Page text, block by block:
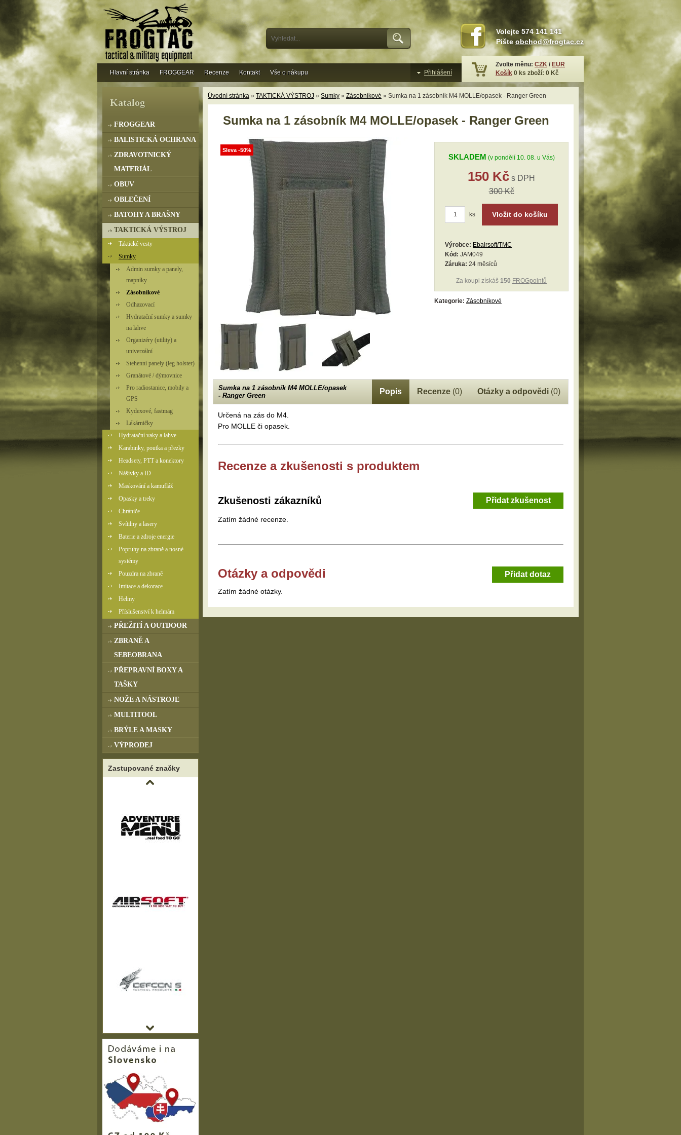
Úvodní stránka » TAKTICKÁ VÝSTROJ » Sumky » Zásobníkové » Sumka na 1 zásobník M4 MOLLE/opasek - Ranger Green
Sumka na 1 zásobník M4 MOLLE/opasek - Ranger Green
Sleva -50%
SKLADEM (v pondělí 10. 08. u Vás)
150 Kč s DPH
300 Kč
ks Vložit do košíku
Výrobce: Ebairsoft/TMC
Kód: JAM049
Záruka: 24 měsíců
Za koupi získáš 150 FROGpointů
Kategorie: Zásobníkové
Sumka na 1 zásobník M4 MOLLE/opasek
- Ranger Green
Popis Recenze(0) Otázky a odpovědi(0)
Určená na zás do M4.
Pro MOLLE či opasek.
Recenze a zkušenosti s produktem
Přidat zkušenost
Zkušenosti zákazníků
Zatím žádné recenze.
Přidat dotaz
Otázky a odpovědi
Zatím žádné otázky.
Katalog
FROGGEAR
BALISTICKÁ OCHRANA
ZDRAVOTNICKÝ
MATERIÁL
OBUV
OBLEČENÍ
BATOHY A BRAŠNY
TAKTICKÁ VÝSTROJ
Taktické vesty
Sumky
Admin sumky a panely,
mapníky
Zásobníkové
Odhazovací
Hydratační sumky a sumky
na lahve
Organizéry (utility) a
univerzální
Stehenní panely (leg holster)
Granátové / dýmovnice
Pro radiostanice, mobily a
GPS
Kydexové, fastmag
Lékárničky
Hydratační vaky a lahve
Karabinky, poutka a přezky
Headsety, PTT a konektory
Nášivky a ID
Maskování a kamufláž
Opasky a treky
Chrániče
Svítilny a lasery
Baterie a zdroje energie
Popruhy na zbraně a nosné
systémy
Pouzdra na zbraně
Imitace a dekorace
Helmy
Příslušenství k helmám
PŘEŽITÍ A OUTDOOR
ZBRANĚ A
SEBEOBRANA
PŘEPRAVNÍ BOXY A
TAŠKY
NOŽE A NÁSTROJE
MULTITOOL
BRÝLE A MASKY
VÝPRODEJ
Zastupované značky
Hlavní stránka FROGGEAR Recenze Kontakt Vše o nákupu Přihlášení
Volejte 574 141 141
Pište obchod@frogtac.cz
Zvolte měnu: CZK / EUR
Košík 0 ks zboží: 0 Kč